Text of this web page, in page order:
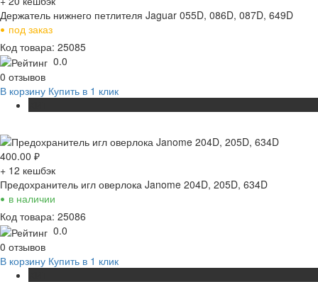
Держатель нижнего петлителя Jaguar 055D, 086D, 087D, 649D
• под заказ
Код товара: 25085
0.0
0 отзывов
В корзину Купить в 1 клик
400.00 ₽
+ 12 кешбэк
Предохранитель игл оверлока Janome 204D, 205D, 634D
• в наличии
Код товара: 25086
0.0
0 отзывов
В корзину Купить в 1 клик